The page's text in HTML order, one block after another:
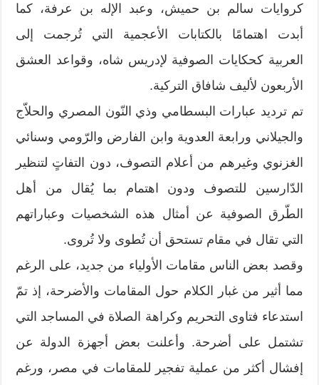
كروايات سالم بن حميش، وعبد الإله بن عرفة، كما
أبدت اهتمامًا بالكتابات الأعجمية التي تُرجمت إلى
العربية كحكايات الصوفية لإدريس شاه، وقواعد العشق
الأربعون لأليف شافاق التركية.
تم ترديد عبارات البسطامي وذي النّون المصري والحلاّج
والجيلاني ورابعة العدوية وابن الفارض والرّومي وسنائي
الغزنوي وغيرهم من أعلام التصوف، دون التفاتٍ لتنظير
الدّارسين للتصوف ودون اهتمام بما يُقال من أهل
الطّرق الصوفية عن أمثال هذه الشخصيات وعباراتهم
التي تقال في مقام تستحق أن تُطوى ولا تُروى.
وقصد بعض الناس مقامات الأولياء من جديد، على الرغم
مما أثير من غبار الكلام حول المقامات والأضرحة، إذ تمّ
استدعاء فتاوى التحريم وكراهة الصلاة في المساجد التي
تشتمل على أضرحة. وأعلنت بعض أجهزة الدولة عن
إفشال أكثر من عملية تفجير للمقامات في مصر، ورغم